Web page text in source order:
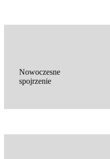
Nowoczesne
spojrzenie